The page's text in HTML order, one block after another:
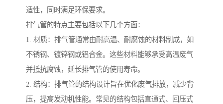
适性，同时满足环保要求。
排气管的特点主要包括以下几个方面：
1. 材质：排气管通常由耐高温、耐腐蚀的材料制成，如
不锈钢、镀锌钢或铝合金。这些材料能够承受高温废气
并抵抗腐蚀，延长排气管的使用寿命。
2. 结构：排气管的结构设计旨在优化废气排放，减少背
压，提高发动机性能。常见的结构包括直通式、回压式